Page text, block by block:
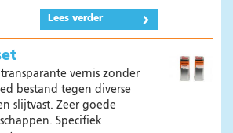
Lees verder
transparante vernis zonder
bestand tegen diverse
slijtvast. Zeer goede
Specifiek